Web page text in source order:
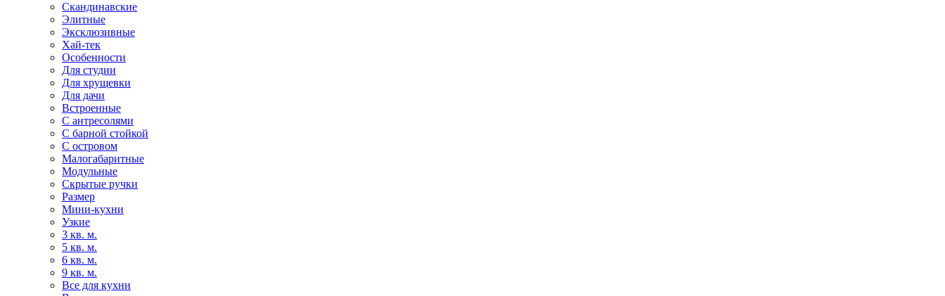
Скандинавские
Элитные
Эксклюзивные
Хай-тек
Особенности
Для студии
Для хрущевки
Для дачи
Встроенные
С антресолями
С барной стойкой
С островом
Малогабаритные
Модульные
Скрытые ручки
Размер
Мини-кухни
Узкие
3 кв. м.
5 кв. м.
6 кв. м.
9 кв. м.
Все для кухни